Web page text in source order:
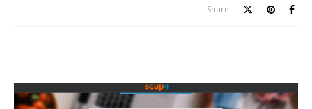
Share